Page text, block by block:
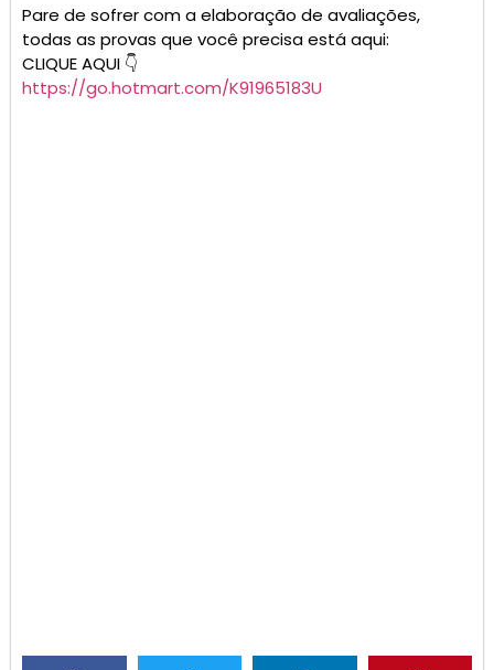
Pare de sofrer com a elaboração de avaliações,
todas as provas que você precisa está aqui:
CLIQUE AQUI 👇
https://go.hotmart.com/K91965183U